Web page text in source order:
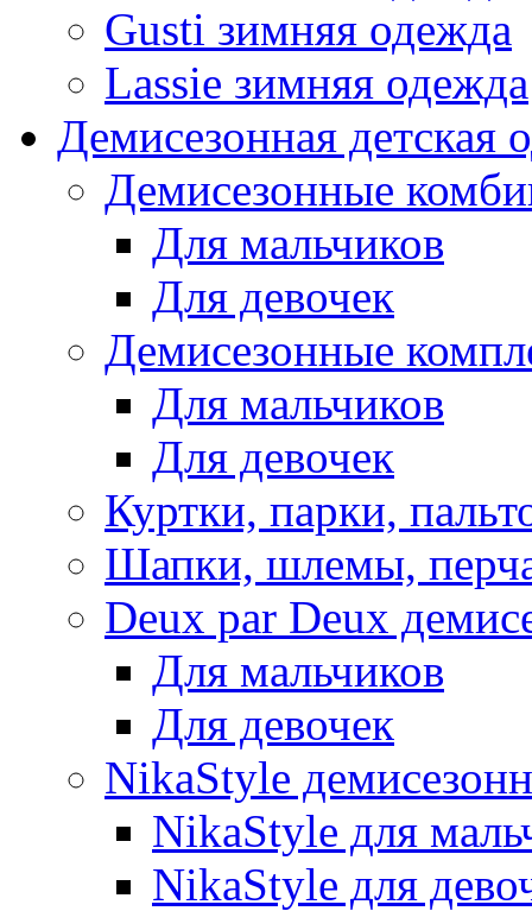
Gusti зимняя одежда
Lassie зимняя одежда
Демисезонная детская
Демисезонные
Для мальчиков
Для девочек
Демисезонные
Для мальчиков
Для девочек
Куртки, парки,
Шапки, шлемы,
Deux par Deux
Для мальчиков
Для девочек
NikaStyle
NikaStyle для
NikaStyle для